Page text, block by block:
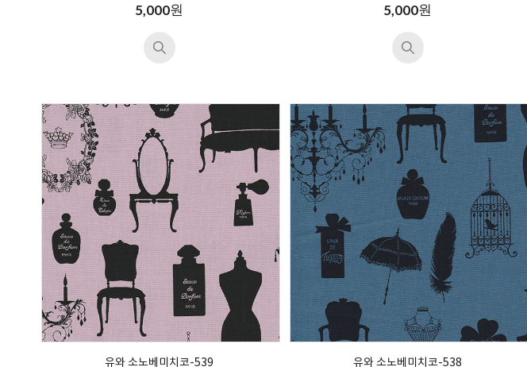
5,000원 5,000원
유와 소노베미치코-539 유와 소노베미치코-538